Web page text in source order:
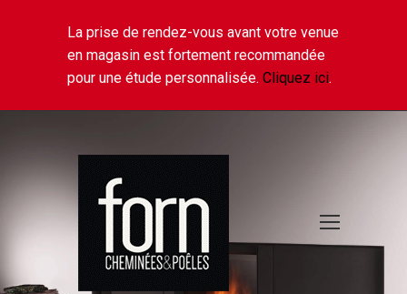
La prise de rendez-vous avant votre venue
en magasin est fortement recommandée
pour une étude personnalisée. Cliquez ici.